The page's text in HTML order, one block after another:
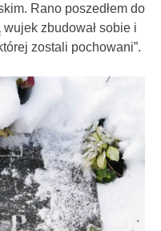
Rano poszedłem do
zbudował sobie i
zostali pochowani”.